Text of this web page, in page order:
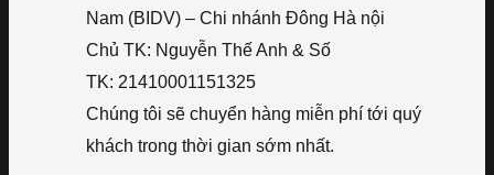
Nam (BIDV) – Chi nhánh Đông Hà nội
Chủ TK: Nguyễn Thế Anh & Số
TK: 21410001151325
Chúng tôi sẽ chuyển hàng miễn phí tới quý
khách trong thời gian sớm nhất.